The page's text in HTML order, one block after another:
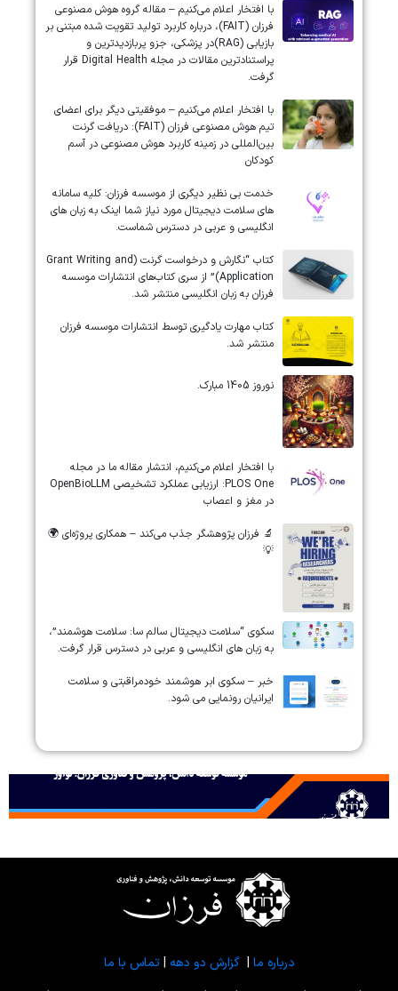
با افتخار اعلام می‌کنیم – مقاله گروه هوش مصنوعی
فرزان (FAIT)، درباره کاربرد تولید تقویت شده مبتنی بر
بازیابی (RAG)در پزشکی، جزو پربازدیدترین و
پراستنادترین مقالات در مجله Digital Health قرار
گرفت.
با افتخار اعلام می‌کنیم – موفقیتی دیگر برای اعضای
تیم هوش مصنوعی فرزان (FAIT): دریافت گرنت
بین‌المللی در زمینه کاربرد هوش مصنوعی در آسم
کودکان
خدمت بی نظیر دیگری از موسسه فرزان: کلیه سامانه
های سلامت دیجیتال مورد نیاز شما اینک به زبان های
انگلیسی و عربی در دسترس شماست.
کتاب “نگارش و درخواست گرنت (Grant Writing and
Application)” از سری کتاب‌های انتشارات موسسه
فرزان به زبان انگلیسی منتشر شد.
کتاب مهارت یادگیری توسط انتشارات موسسه فرزان
منتشر شد.
نوروز 1405 مبارک.
‏‏‏با افتخار اعلام می‌کنیم، انتشار مقاله ما در مجله
‎PLOS One‎: ارزیابی عملکرد تشخیصی ‎OpenBioLLM‎
در مغز و اعصاب
🔬 فرزان پژوهشگر جذب می‌کند – همکاری پروژه‌ای 🌍
💡
سکوی “سلامت دیجیتال سالم سا: سلامت هوشمند”،
به زبان های انگلیسی و عربی در دسترس قرار گرفت.
خبر – سکوی ابر هوشمند خودمراقبتی و سلامت
ایرانیان رونمایی می شود.
درباره ما |گزارش دو دهه |تماس با ما